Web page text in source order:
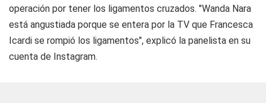
operación por tener los ligamentos cruzados. "Wanda Nara
está angustiada porque se entera por la TV que Francesca
Icardi se rompió los ligamentos", explicó la panelista en su
cuenta de Instagram.